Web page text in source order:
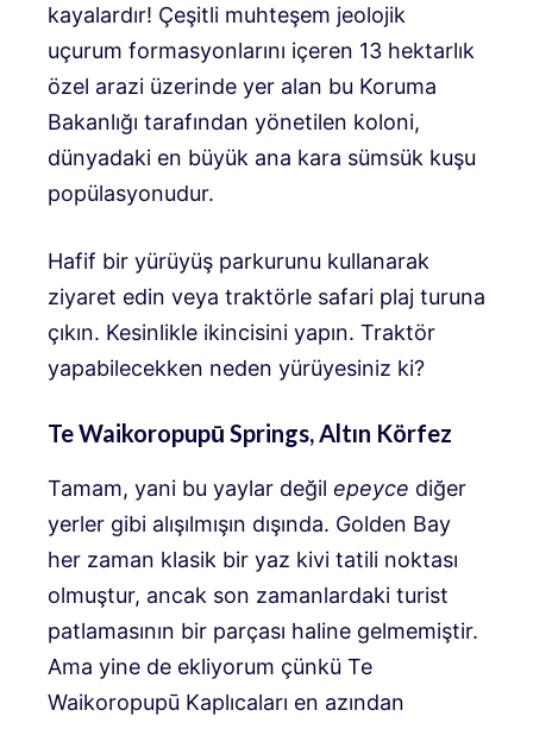
kayalardır! Çeşitli muhteşem jeolojik
uçurum formasyonlarını içeren 13 hektarlık
özel arazi üzerinde yer alan bu Koruma
Bakanlığı tarafından yönetilen koloni,
dünyadaki en büyük ana kara sümsük kuşu
popülasyonudur.
Hafif bir yürüyüş parkurunu kullanarak
ziyaret edin veya traktörle safari plaj turuna
çıkın. Kesinlikle ikincisini yapın. Traktör
yapabilecekken neden yürüyesiniz ki?
Te Waikoropupū Springs, Altın Körfez
Tamam, yani bu yaylar değil epeyce diğer
yerler gibi alışılmışın dışında. Golden Bay
her zaman klasik bir yaz kivi tatili noktası
olmuştur, ancak son zamanlardaki turist
patlamasının bir parçası haline gelmemiştir.
Ama yine de ekliyorum çünkü Te
Waikoropupū Kaplıcaları en azından